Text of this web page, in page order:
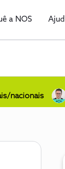
a NOS
nacionais